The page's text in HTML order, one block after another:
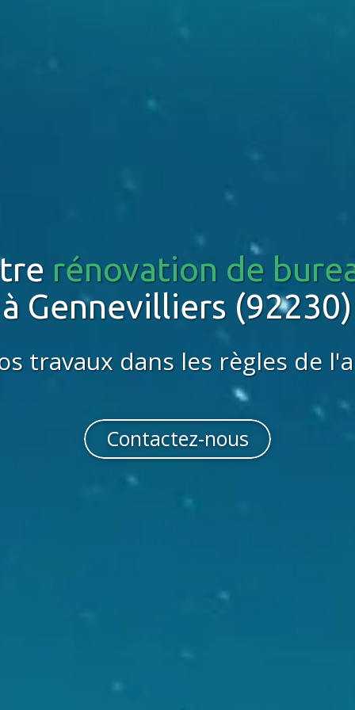
rénovation de
à Gennevilliers (92230)
travaux dans les règles de
Contactez-nous